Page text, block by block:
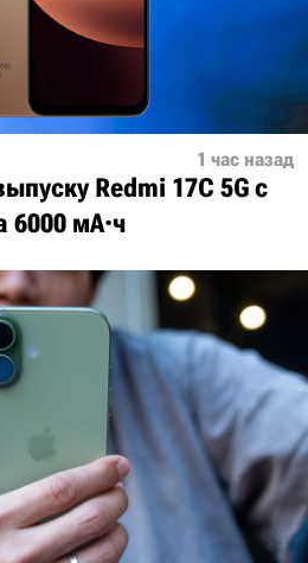
1 час назад
Redmi 17C 5G с
6000 мА·ч